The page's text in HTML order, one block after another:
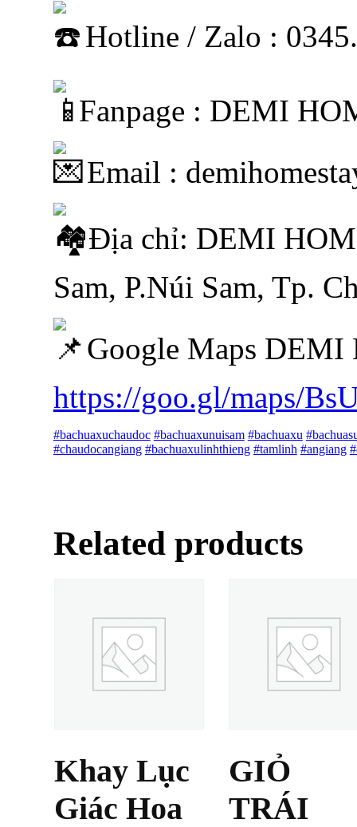
Hotline / Zalo :
Fanpage : DEMI
Email :
Địa chỉ: DEMI
Sam, P.Núi Sam, Tp.
Google Maps DEMI
https://goo.gl/maps/
#bachuaxuchaudoc #bachuaxunuisam #bachuaxu
#chaudocangiang #bachuaxulinhthieng #tamlinh #angiang
Related products
Khay Lục
Giác Hoa
GIỎ
TRÁI